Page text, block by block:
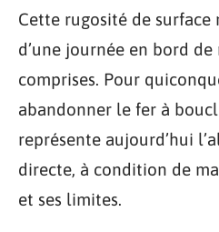
Cette rugosité de surface
d’une journée en bord
comprises. Pour
abandonner le fer à
représente aujourd’hui
directe, à condition de
et ses limites.